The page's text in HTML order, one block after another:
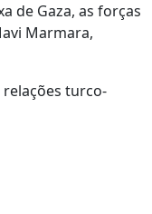
de Gaza, as forças
Marmara,
turco-